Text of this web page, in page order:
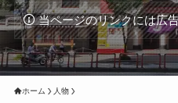
当ページのリンクには広
ホーム 人物